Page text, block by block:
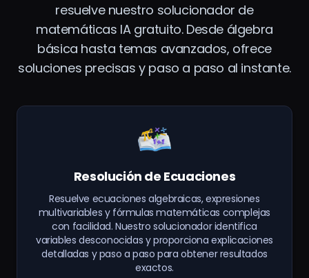
resuelve nuestro solucionador de
matemáticas IA gratuito. Desde álgebra
básica hasta temas avanzados, ofrece
soluciones precisas y paso a paso al instante.
Resolución de Ecuaciones
Resuelve ecuaciones algebraicas, expresiones
multivariables y fórmulas matemáticas complejas
con facilidad. Nuestro solucionador identifica
variables desconocidas y proporciona explicaciones
detalladas y paso a paso para obtener resultados
exactos.